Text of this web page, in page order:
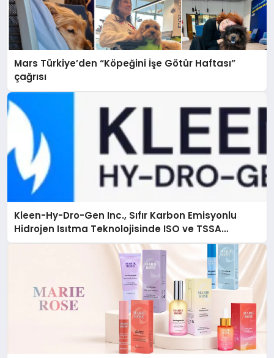
Mars Türkiye’den “Köpeğini İşe Götür Haftası”
çağrısı
Kleen-Hy-Dro-Gen Inc., Sıfır Karbon Emisyonlu
Hidrojen Isıtma Teknolojisinde ISO ve TSSA
Düzenleyici Onaylarını Aldı